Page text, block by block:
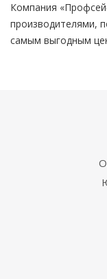
Компания
производителями,
самым выгодным